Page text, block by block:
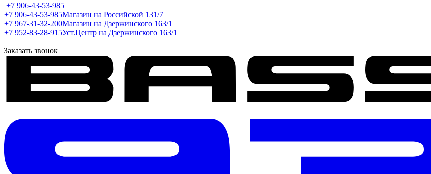
+7 906-43-53-985
+7 906-43-53-985Магазин на Российской 131/7
+7 967-31-32-200Магазин на Дзержинского 163/1
+7 952-83-28-915Уст.Центр на Дзержинского 163/1
Заказать звонок